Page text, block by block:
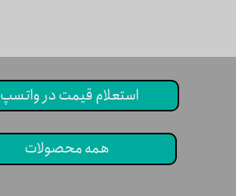
استعلام قیمت در واتسپ
همه محصولات